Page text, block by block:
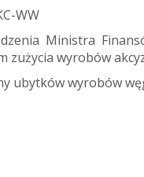
WW
Ministra
zużycia wyrobów
ubytków wyrobów